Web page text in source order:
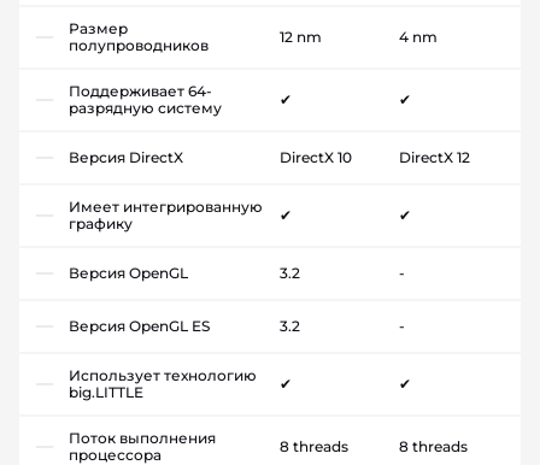
Размер
полупроводников
12 nm 4 nm
Поддерживает 64-
разрядную систему
✔ ✔
Версия DirectX DirectX 10 DirectX 12
Имеет интегрированную
графику
✔ ✔
Версия OpenGL 3.2 -
Версия OpenGL ES 3.2 -
Использует технологию
big.LITTLE
✔ ✔
Поток выполнения
процессора
8 threads 8 threads